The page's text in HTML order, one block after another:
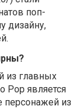
поп-
дизайну,
из главных
Pop является
персонажей из